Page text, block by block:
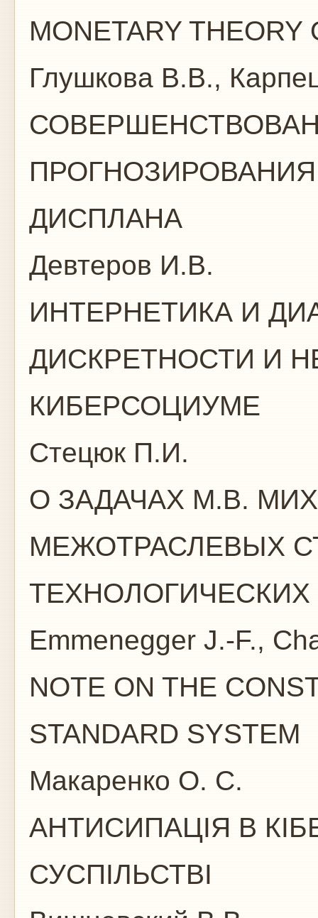
MONETARY THEORY
Глушкова В.В.,
ДИСПЛАНА
Девтеров И.В.
ИНТЕРНЕТИКА И
ДИСКРЕТНОСТИ И
КИБЕРСОЦИУМЕ
Стецюк П.И.
О ЗАДАЧАХ М.В.
МЕЖОТРАСЛЕВЫХ
Emmenegger J.-F.,
NOTE ON THE
STANDARD SYSTEM
Макаренко О. С.
АНТИСИПАЦІЯ В
СУСПІЛЬСТВІ